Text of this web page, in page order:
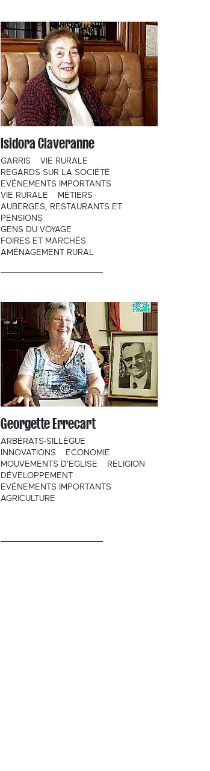
Isidora Claveranne
GARRIS
VIE RURALE
REGARDS SUR LA SOCIÉTÉ
EVÉNEMENTS IMPORTANTS
VIE RURALE
MÉTIERS
AUBERGES, RESTAURANTS ET
PENSIONS
GENS DU VOYAGE
FOIRES ET MARCHÉS
AMÉNAGEMENT RURAL
Georgette Errecart
ARBÉRATS-SILLÈGUE
INNOVATIONS
ECONOMIE
MOUVEMENTS D'EGLISE
RELIGION
DÉVELOPPEMENT
EVÉNEMENTS IMPORTANTS
AGRICULTURE